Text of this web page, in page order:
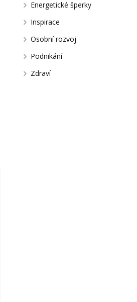
Energetické šperky
Inspirace
Osobní rozvoj
Podnikání
Zdraví